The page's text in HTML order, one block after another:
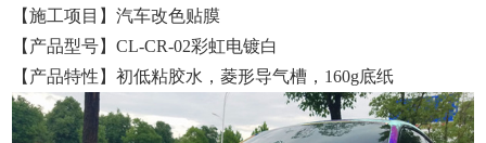
【施工项目】汽车改色贴膜
【产品型号】CL-CR-02彩虹电镀白
【产品特性】初低粘胶水，菱形导气槽，160g底纸